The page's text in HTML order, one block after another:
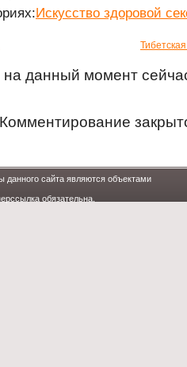
Искусство здоровой
данный момент
Комментирование
данного сайта являются объектами
обязательна.